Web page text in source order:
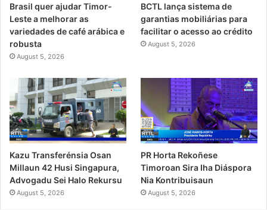
Brasil quer ajudar Timor-
Leste a melhorar as
variedades de café arábica e
robusta
August 5, 2026
BCTL lança sistema de
garantias mobiliárias para
facilitar o acesso ao crédito
August 5, 2026
Kazu Transferénsia Osan
Millaun 42 Husi Singapura,
Advogadu Sei Halo Rekursu
August 5, 2026
PR Horta Rekoñese
Timoroan Sira Iha Diáspora
Nia Kontribuisaun
August 5, 2026